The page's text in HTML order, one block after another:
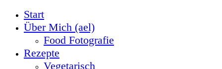
Start
Über Mich (ael)
Food Fotografie
Rezepte
Vegetarisch